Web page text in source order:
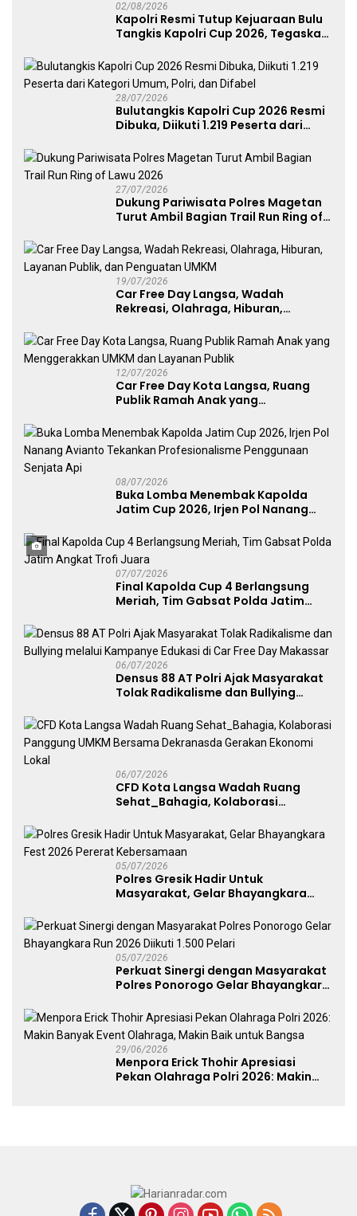
02/08/2026
Kapolri Resmi Tutup Kejuaraan Bulu
Tangkis Kapolri Cup 2026, Tegaskan
Atlet Nasional
28/07/2026
Bulutangkis Kapolri Cup 2026 Resmi
Dibuka, Diikuti 1.219 Peserta dari
27/07/2026
Dukung Pariwisata Polres Magetan
Turut Ambil Bagian Trail Run Ring of
19/07/2026
Car Free Day Langsa, Wadah
Rekreasi, Olahraga, Hiburan,
UMKM
12/07/2026
Car Free Day Kota Langsa, Ruang
Publik Ramah Anak yang
Publik
08/07/2026
Buka Lomba Menembak Kapolda
Jatim Cup 2026, Irjen Pol Nanang
Penggunaan Senjata Api
07/07/2026
Final Kapolda Cup 4 Berlangsung
Meriah, Tim Gabsat Polda Jatim
06/07/2026
Densus 88 AT Polri Ajak Masyarakat
Tolak Radikalisme dan Bullying
Free Day Makassar
06/07/2026
CFD Kota Langsa Wadah Ruang
Sehat_Bahagia, Kolaborasi
Dekranasda Gerakan Ekonomi Lokal
05/07/2026
Polres Gresik Hadir Untuk
Masyarakat, Gelar Bhayangkara
05/07/2026
Perkuat Sinergi dengan Masyarakat
Polres Ponorogo Gelar Bhayangkara
29/06/2026
Menpora Erick Thohir Apresiasi
Pekan Olahraga Polri 2026: Makin